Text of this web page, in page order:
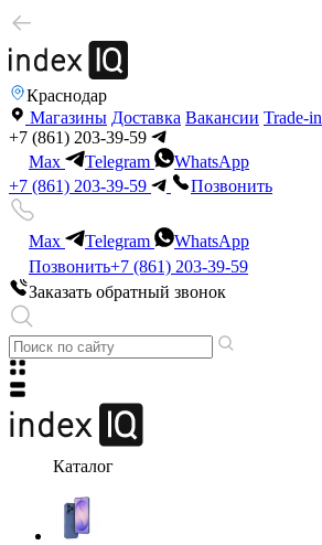
Краснодар
Магазины Доставка Вакансии Trade-in
+7 (861) 203-39-59
Max
Telegram
WhatsApp
+7 (861) 203-39-59
Позвонить
Max Telegram
WhatsApp
Позвонить+7 (861) 203-39-59
Заказать обратный звонок
Каталог